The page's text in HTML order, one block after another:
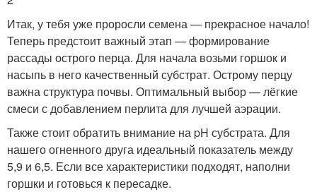
Итак, у тебя уже проросли семена — прекрасное начало!
Теперь предстоит важный этап — формирование
рассады острого перца. Для начала возьми горшок и
насыпь в него качественный субстрат. Острому перцу
важна структура почвы. Оптимальный выбор — лёгкие
смеси с добавлением перлита для лучшей аэрации.
Также стоит обратить внимание на pH субстрата. Для
нашего огненного друга идеальный показатель между
5,9 и 6,5. Если все характеристики подходят, наполни
горшки и готовься к пересадке.